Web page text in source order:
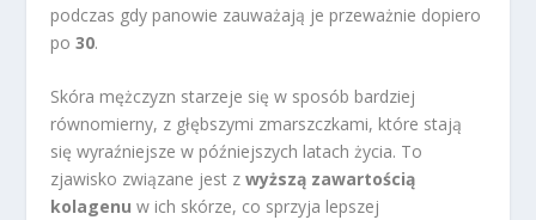
podczas gdy panowie zauważają je przeważnie dopiero
po30.
Skóra mężczyzn starzeje się w sposób bardziej
równomierny, z głębszymi zmarszczkami, które stają
się wyraźniejsze w późniejszych latach życia. To
zjawisko związane jest zwyższą zawartością
kolagenu w ich skórze, co sprzyja lepszej